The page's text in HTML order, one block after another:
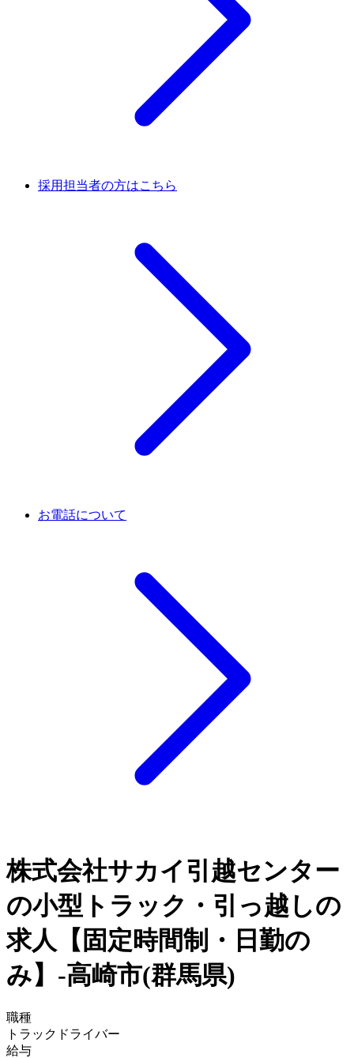
採用担当者の方はこちら
お電話について
株式会社サカイ引越センター
の小型トラック・引っ越しの
求人【固定時間制・日勤の
み】-高崎市(群馬県)
職種
トラックドライバー
給与